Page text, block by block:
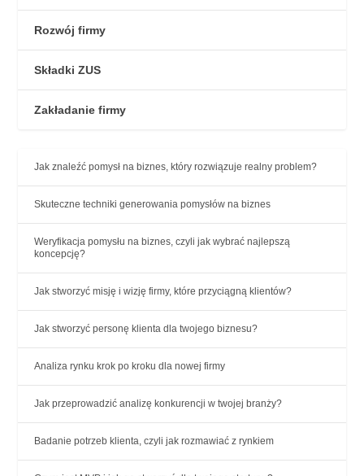
Rozwój firmy
Składki ZUS
Zakładanie firmy
Jak znaleźć pomysł na biznes, który rozwiązuje realny problem?
Skuteczne techniki generowania pomysłów na biznes
Weryfikacja pomysłu na biznes, czyli jak wybrać najlepszą
koncepcję?
Jak stworzyć misję i wizję firmy, które przyciągną klientów?
Jak stworzyć personę klienta dla twojego biznesu?
Analiza rynku krok po kroku dla nowej firmy
Jak przeprowadzić analizę konkurencji w twojej branży?
Badanie potrzeb klienta, czyli jak rozmawiać z rynkiem